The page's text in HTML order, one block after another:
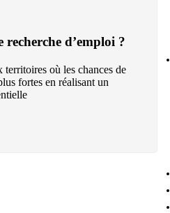
d’emploi ?
où les chances de
fortes en réalisant un